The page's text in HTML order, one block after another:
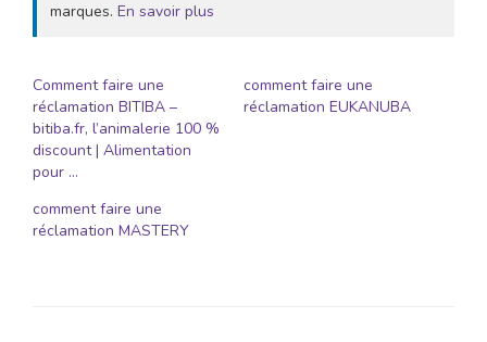
marques. En savoir plus
Comment faire une
réclamation BITIBA –
bitiba.fr, l’animalerie 100 %
discount | Alimentation
pour …
comment faire une
réclamation EUKANUBA
comment faire une
réclamation MASTERY